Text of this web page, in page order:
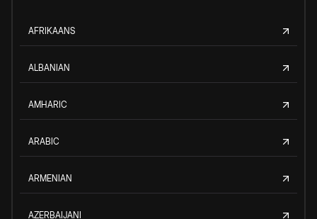
AFRIKAANS
ALBANIAN
AMHARIC
ARABIC
ARMENIAN
AZERBAIJANI